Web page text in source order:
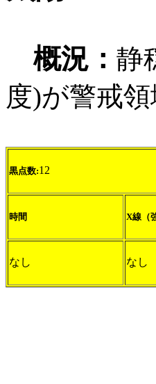
概況： 静
度)が警戒領
黒点数:12
時間 X線（
なし なし